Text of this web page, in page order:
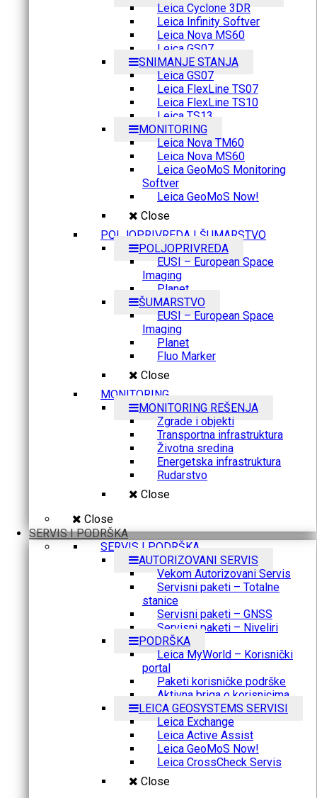
Leica Cyclone 3DR
Leica Infinity Softver
Leica Nova MS60
Leica GS07
SNIMANJE STANJA
Leica GS07
Leica FlexLine TS07
Leica FlexLine TS10
Leica TS13
MONITORING
Leica Nova TM60
Leica Nova MS60
Leica GeoMoS Monitoring
Softver
Leica GeoMoS Now!
Close
POLJOPRIVREDA I ŠUMARSTVO
POLJOPRIVREDA
EUSI – European Space
Imaging
Planet
ŠUMARSTVO
EUSI – European Space
Imaging
Planet
Fluo Marker
Close
MONITORING
MONITORING REŠENJA
Zgrade i objekti
Transportna infrastruktura
Životna sredina
Energetska infrastruktura
Rudarstvo
Close
Close
SERVIS I PODRŠKA
SERVIS I PODRŠKA
AUTORIZOVANI SERVIS
Vekom Autorizovani Servis
Servisni paketi – Totalne
stanice
Servisni paketi – GNSS
Servisni paketi – Niveliri
PODRŠKA
Leica MyWorld – Korisnički
portal
Paketi korisničke podrške
Aktivna briga o korisnicima
LEICA GEOSYSTEMS SERVISI
Leica Exchange
Leica Active Assist
Leica GeoMoS Now!
Leica CrossCheck Servis
Close